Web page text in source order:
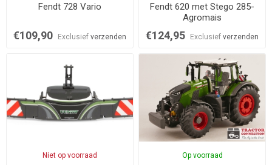
Fendt 728 Vario
€109,90 Exclusief verzenden
Fendt 620 met Stego 285-
Agromais
€124,95 Exclusiefverzenden
Niet op voorraad Op voorraad